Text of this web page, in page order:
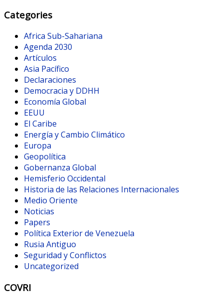
Categories
Africa Sub-Sahariana
Agenda 2030
Artículos
Asia Pacífico
Declaraciones
Democracia y DDHH
Economía Global
EEUU
El Caribe
Energía y Cambio Climático
Europa
Geopolítica
Gobernanza Global
Hemisferio Occidental
Historia de las Relaciones Internacionales
Medio Oriente
Noticias
Papers
Política Exterior de Venezuela
Rusia Antiguo
Seguridad y Conflictos
Uncategorized
COVRI